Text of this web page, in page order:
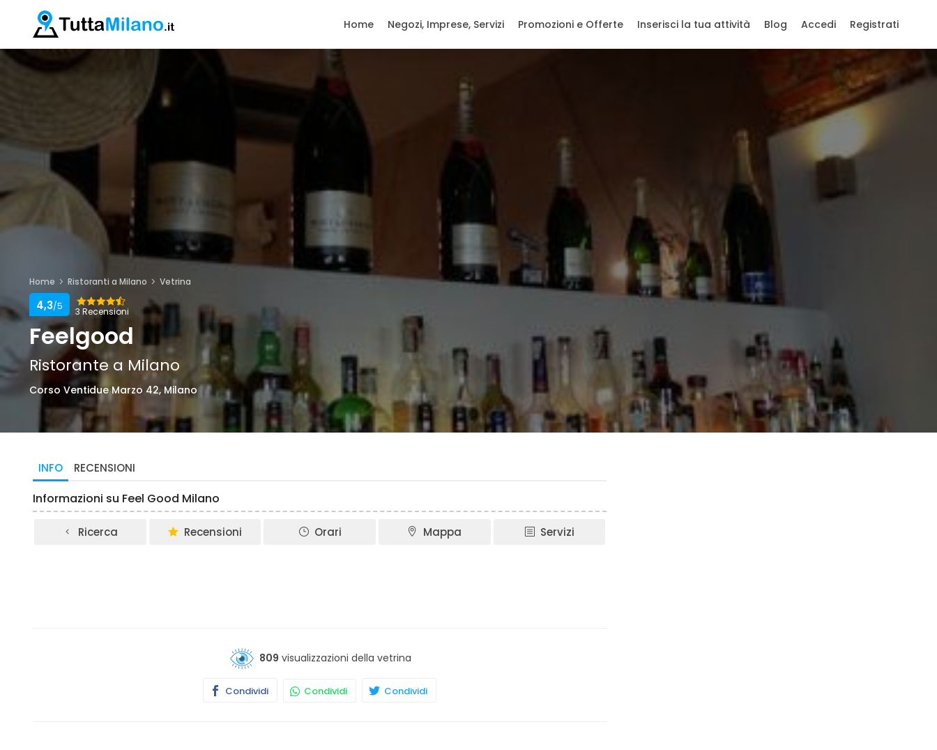
Home Negozi, Imprese, Servizi Promozioni e Offerte Inserisci la tua attività Blog Accedi Registrati
Home Ristoranti a Milano Vetrina
3 Recensioni
4,3/5
Feelgood
Ristorante a Milano
Corso Ventidue Marzo 42, Milano
INFO RECENSIONI
Informazioni su Feel Good Milano
Ricerca Recensioni Orari Mappa Servizi
809 visualizzazioni della vetrina
Condividi Condividi Condividi